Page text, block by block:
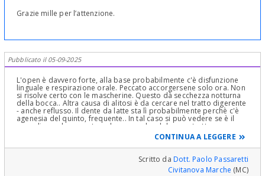
Grazie mille per l’attenzione.
Pubblicato il 05-09-2025
L'open è davvero forte, alla base probabilmente c'è disfunzione
linguale e respirazione orale. Peccato accorgersene solo ora. Non
si risolve certo con le mascherine. Questo dà secchezza notturna
della bocca.. Altra causa di alitosi è da cercare nel tratto digerente
- anche reflusso. Il dente da latte sta lì probabilmente perchè c'è
agenesia del quinto, frequente.. In tal caso si può vedere se è il
caso di curarlo e mantenerlo, ma se dondola va estratto.
Necessaria visita da otorino, perchè l'alitosi spesso dipende da
quello che ha detto lei, catarro, etc. Bisogna verificare bene se ci
sono tasche parodontali con un sondaggio: sembra che per la sua
giovane età le gengive sono un po' troppo ritirate.. Facendo anche
uno status rx (serie di endorali mirate che vedono il parodonto,
CONTINUA A LEGGERE
Scritto daDott. Paolo Passaretti
Civitanova Marche (MC)